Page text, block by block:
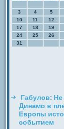
3
4 5
10
11 12
17
18 19
24
25 26
31
Габулов:
Динамо в
Европы
событием